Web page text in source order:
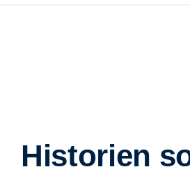
Historien